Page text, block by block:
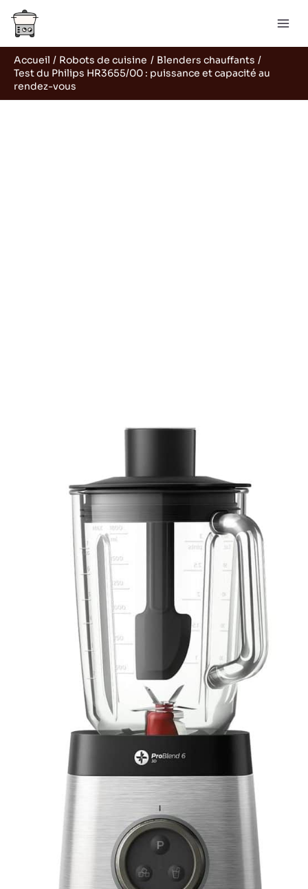
Aller
contenu
Accueil
Robots de cuisine
Blenders chauffants
Test du Philips HR3655/00 : puissance et capacité au
rendez-vous
e
c
h
e